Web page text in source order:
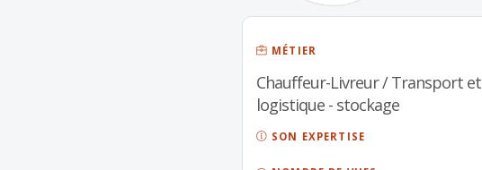
MÉTIER
Chauffeur-Livreur / Transport et
logistique - stockage
SON EXPERTISE